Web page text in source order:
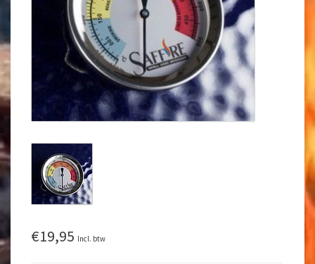
€19,95 Incl. btw